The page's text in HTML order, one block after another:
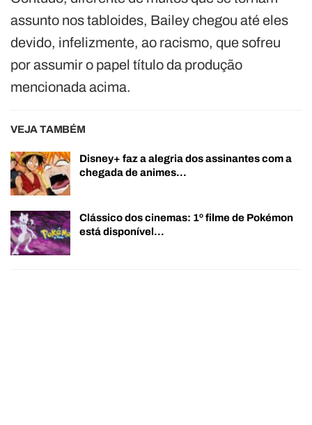
assunto nos tabloides, Bailey chegou até eles
devido, infelizmente, ao racismo, que sofreu
por assumir o papel título da produção
mencionada acima.
VEJA TAMBÉM
Disney+ faz a alegria dos assinantes com a
chegada de animes…
Clássico dos cinemas: 1º filme de Pokémon
está disponível…